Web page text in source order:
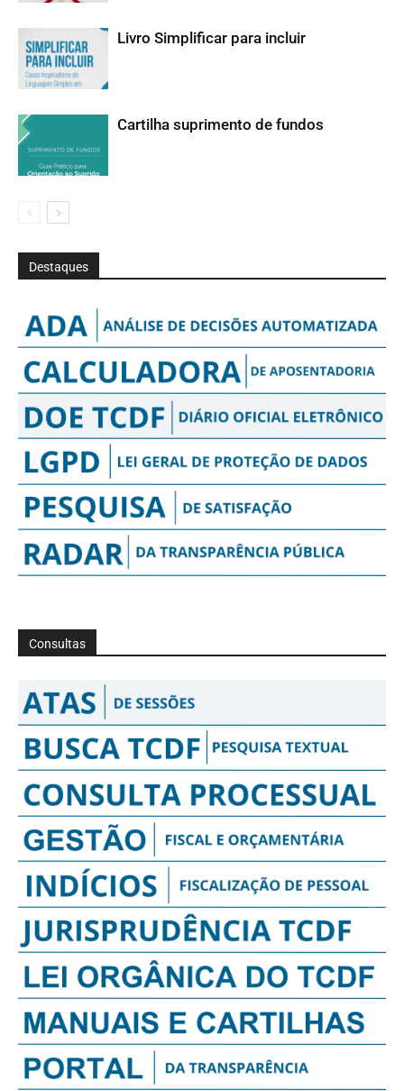
Livro Simplificar para incluir
Cartilha suprimento de fundos
Destaques
Consultas